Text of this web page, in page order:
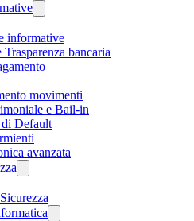
informative
bancaria
movimenti
e Bail-in
Default
avanzata